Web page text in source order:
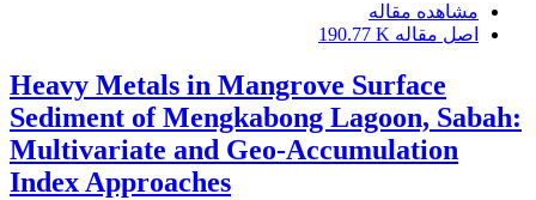
مشاهده مقاله
اصل مقاله 190.77 K
Heavy Metals in Mangrove Surface
Sediment of Mengkabong Lagoon, Sabah:
Multivariate and Geo-Accumulation
Index Approaches